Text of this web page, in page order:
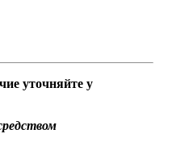
уточняйте у